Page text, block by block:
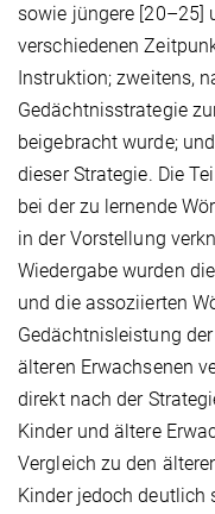
sowie jüngere [20–25]
verschiedenen
Instruktion; zweitens,
Gedächtnisstrategie
beigebracht wurde;
dieser Strategie. Die
bei der zu lernende
in der Vorstellung
Wiedergabe wurden
und die assoziierten
Gedächtnisleistung
älteren Erwachsenen
direkt nach der
Kinder und ältere
Vergleich zu den
Kinder jedoch deutlich